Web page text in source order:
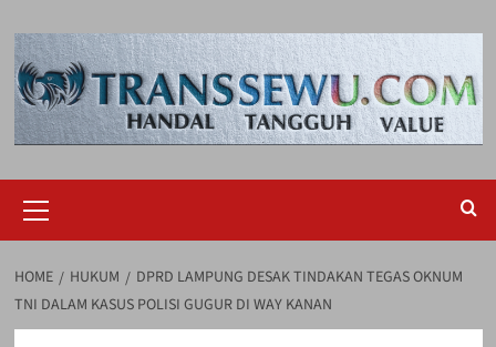
to
content
Menu
HOME HUKUM
DPRD LAMPUNG DESAK TINDAKAN TEGAS OKNUM
TNI DALAM KASUS POLISI GUGUR DI WAY KANAN